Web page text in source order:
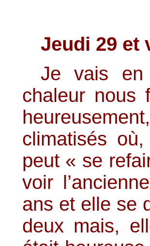
Jeudi 29 et
Je vais en
chaleur nous
climatisés
peut « se
voir
ans et elle se
deux mais,